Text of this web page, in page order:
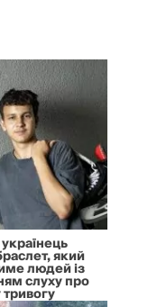
який
людей із
слуху про
тривогу